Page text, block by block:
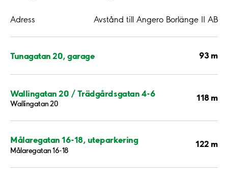
Adress Avstånd till Angero Borlänge II AB
Tunagatan 20, garage 93 m
Wallingatan 20 / Trädgårdsgatan 4-6
Wallingatan 20
118 m
Målaregatan 16-18, uteparkering
Målaregatan 16-18
122 m